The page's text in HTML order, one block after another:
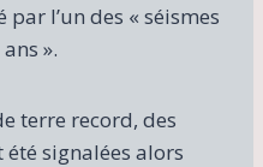
l’un des « séismes
».
terre record, des
signalées alors